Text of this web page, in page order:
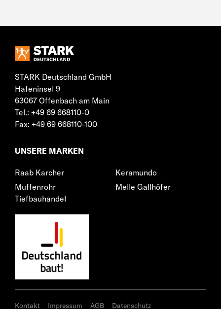
STARK Deutschland GmbH
Hafeninsel 9
63067 Offenbach am Main
Tel.: +49 69 668110-0
Fax: +49 69 668110-100
UNSERE MARKEN
Raab Karcher
Keramundo
Muffenrohr
Tiefbauhandel
Melle Gallhöfer
Kontakt Impressum AGB Datenschutz